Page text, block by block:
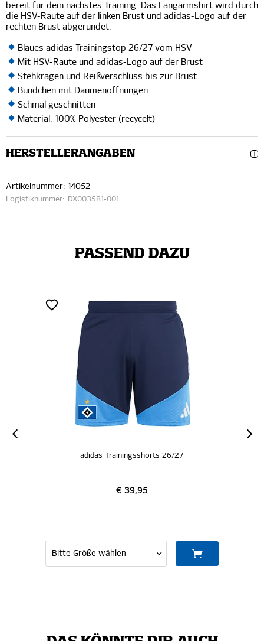
bereit für dein nächstes Training. Das Langarmshirt wird durch
die HSV-Raute auf der linken Brust und adidas-Logo auf der
rechten Brust abgerundet.
Blaues adidas Trainingstop 26/27 vom HSV
Mit HSV-Raute und adidas-Logo auf der Brust
Stehkragen und Reißverschluss bis zur Brust
Bündchen mit Daumenöffnungen
Schmal geschnitten
Material: 100% Polyester (recycelt)
HERSTELLERANGABEN
Artikelnummer: 14052
Logistiknummer: DX003581-001
PASSEND DAZU
adidas Trainingsshorts 26/27